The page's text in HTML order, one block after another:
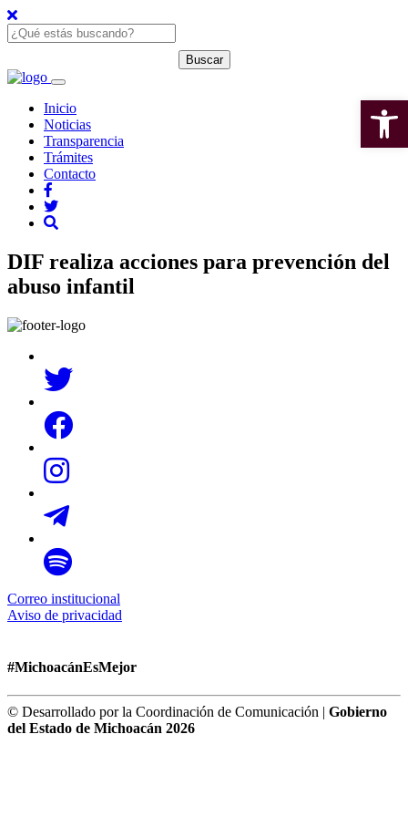
Inicio
Noticias
Transparencia
Trámites
Contacto
DIF realiza acciones para prevención del
abuso infantil
Correo institucional
Aviso de privacidad
#MichoacánEsMejor
© Desarrollado por la Coordinación de Comunicación | Gobierno
del Estado de Michoacán 2026